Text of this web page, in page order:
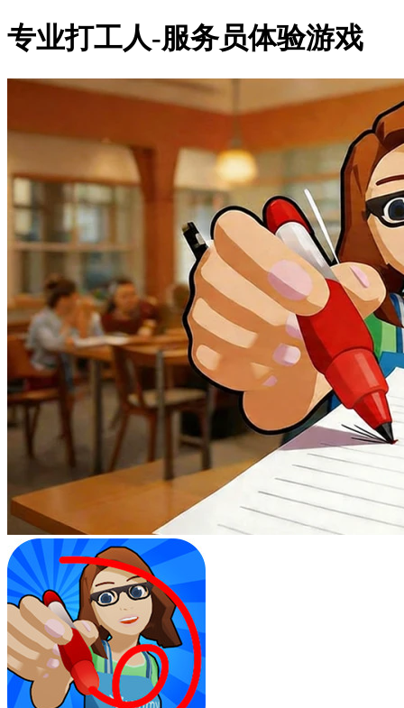
专业打工人-服务员体验游戏